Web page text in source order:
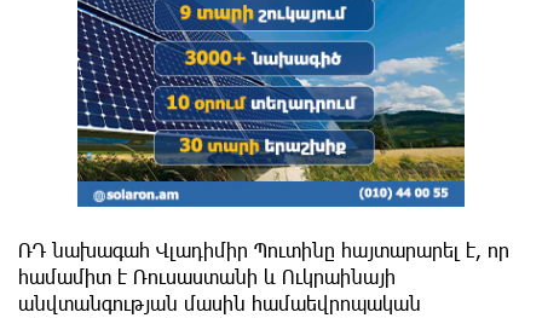
ՌԴ նախագահ Վլադիմիր Պուտինը հայտարարել է, որ
համամիտ է Ռուսաստանի և Ուկրաինայի
անվտանգության մասին համաեվրոպական